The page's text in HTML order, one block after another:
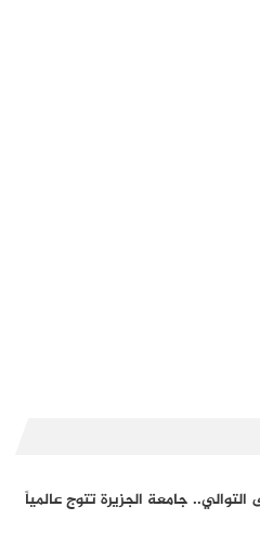
التوالي.. جامعة الجزيرة تتوج عالمياً